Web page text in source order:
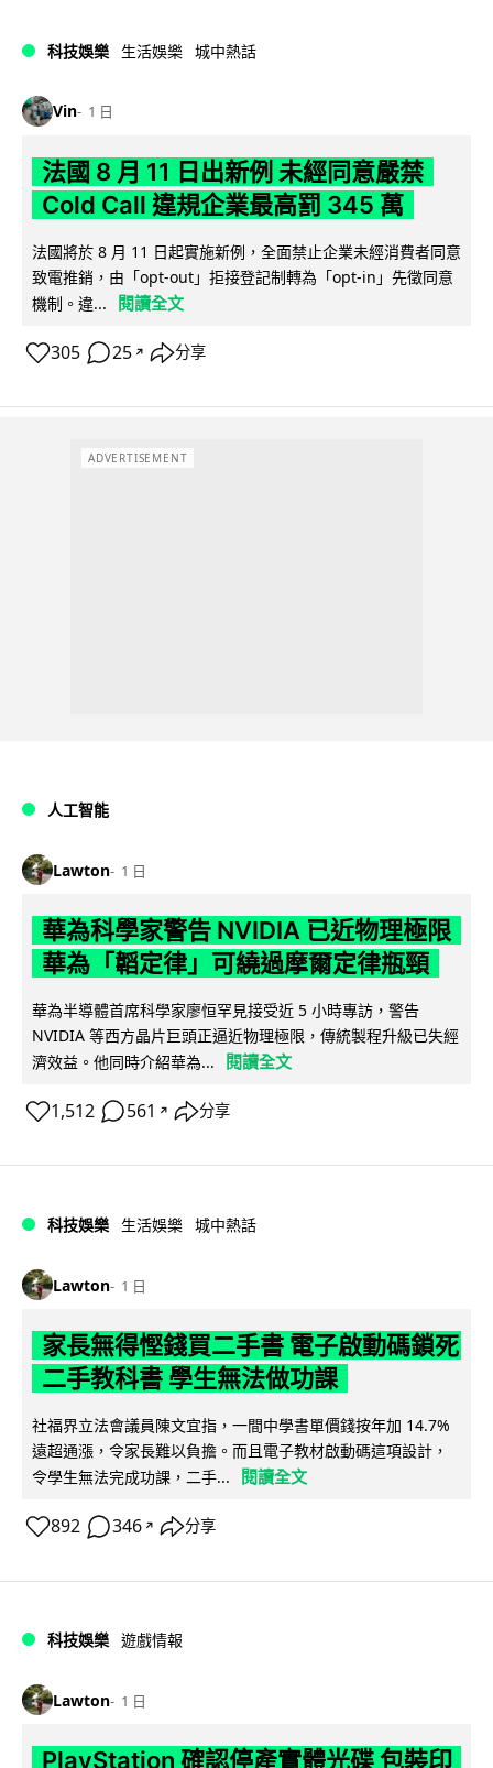
科技娛樂 生活娛樂 城中熱話
Vin 1 日
法國 8 月 11 日出新例 未經同意嚴禁
Cold Call 違規企業最高罰 345 萬
法國將於 8 月 11 日起實施新例，全面禁止企業未經消費者同意
致電推銷，由「opt-out」拒接登記制轉為「opt-in」先徵同意
機制。違...
閱讀全文
305 25 ↗ 分享
ADVERTISEMENT
人工智能
Lawton 1 日
華為科學家警告 NVIDIA 已近物理極限
華為「韜定律」可繞過摩爾定律瓶頸
華為半導體首席科學家廖恒罕見接受近 5 小時專訪，警告
NVIDIA 等西方晶片巨頭正逼近物理極限，傳統製程升級已失經
濟效益。他同時介紹華為...
閱讀全文
1,512 561 ↗ 分享
科技娛樂 生活娛樂 城中熱話
Lawton 1 日
家長無得慳錢買二手書 電子啟動碼鎖死
二手教科書 學生無法做功課
社福界立法會議員陳文宜指，一間中學書單價錢按年加 14.7%
遠超通漲，令家長難以負擔。而且電子教材啟動碼這項設計，
令學生無法完成功課，二手...
閱讀全文
892 346 ↗ 分享
科技娛樂 遊戲情報
Lawton 1 日
PlayStation 確認停產實體光碟 包裝印